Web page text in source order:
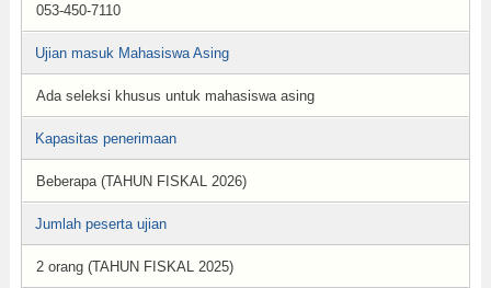
053-450-7110
Ujian masuk Mahasiswa Asing
Ada seleksi khusus untuk mahasiswa asing
Kapasitas penerimaan
Beberapa (TAHUN FISKAL 2026)
Jumlah peserta ujian
2 orang (TAHUN FISKAL 2025)